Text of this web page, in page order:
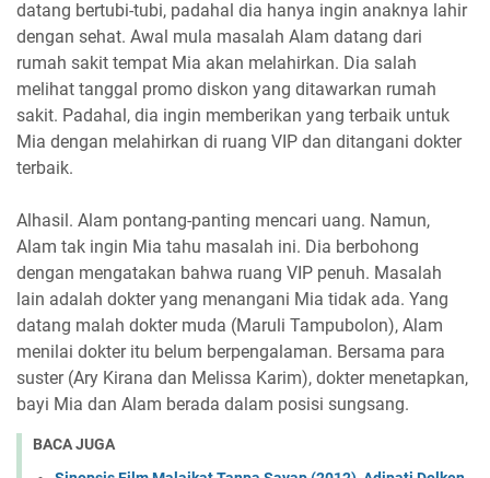
datang bertubi-tubi, padahal dia hanya ingin anaknya lahir
dengan sehat. Awal mula masalah Alam datang dari
rumah sakit tempat Mia akan melahirkan. Dia salah
melihat tanggal promo diskon yang ditawarkan rumah
sakit. Padahal, dia ingin memberikan yang terbaik untuk
Mia dengan melahirkan di ruang VIP dan ditangani dokter
terbaik.
Alhasil. Alam pontang-panting mencari uang. Namun,
Alam tak ingin Mia tahu masalah ini. Dia berbohong
dengan mengatakan bahwa ruang VIP penuh. Masalah
lain adalah dokter yang menangani Mia tidak ada. Yang
datang malah dokter muda (Maruli Tampubolon), Alam
menilai dokter itu belum berpengalaman. Bersama para
suster (Ary Kirana dan Melissa Karim), dokter menetapkan,
bayi Mia dan Alam berada dalam posisi sungsang.
BACA JUGA